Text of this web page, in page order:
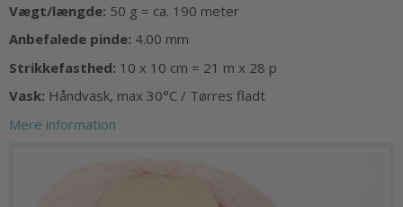
Vægt/længde: 50 g = ca. 190 meter
Anbefalede pinde: 4.00 mm
Strikkefasthed: 10 x 10 cm = 21 m x 28 p
Vask: Håndvask, max 30°C / Tørres fladt
Mere information